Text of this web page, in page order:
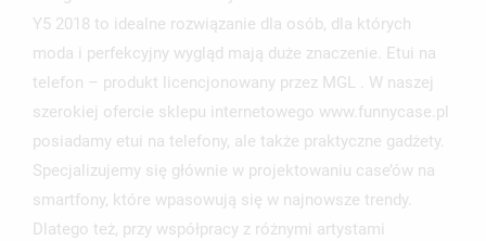
Y5 2018 to idealne rozwiązanie dla osób, dla których
moda i perfekcyjny wygląd mają duże znaczenie. Etui na
telefon – produkt licencjonowany przez MGL . W naszej
szerokiej ofercie sklepu internetowego www.funnycase.pl
posiadamy etui na telefony, ale także praktyczne gadżety.
Specjalizujemy się głównie w projektowaniu case’ów na
smartfony, które wpasowują się w najnowsze trendy.
Dlatego też, przy współpracy z różnymi artystami
add_circle_outline UTWÓRZ NOWĄ LISTĘ
ANULUJ ZALOGUJ SIĘ